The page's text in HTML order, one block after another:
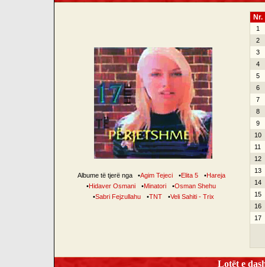
Albume të tjerë nga •Agim Tejeci •Elita 5 •Hareja
•Hidaver Osmani •Minatori •Osman Shehu
•Sabri Fejzullahu •TNT •Veli Sahiti - Trix
Nr.
1
2
3
4
5
6
7
8
9
10
11
12
13
14
15
16
17
Lotët e